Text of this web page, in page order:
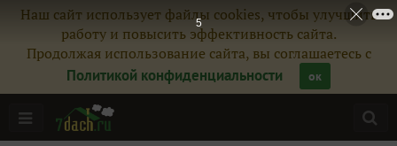
Наш сайт использует файлы cookies, чтобы улучшить
работу и повысить эффективность сайта.
Продолжая использование сайта, вы соглашаетесь с
Политикой конфиденциальности
ок
4